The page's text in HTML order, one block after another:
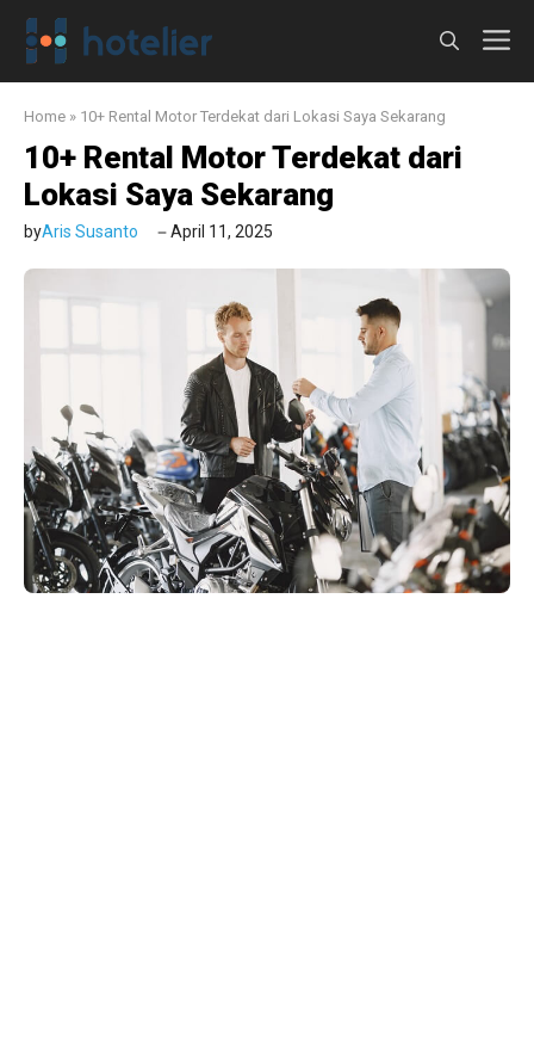
Langsung
Home » 10+ Rental Motor Terdekat dari Lokasi Saya Sekarang
10+ Rental Motor Terdekat dari
Lokasi Saya Sekarang
byAris Susanto April 11, 2025